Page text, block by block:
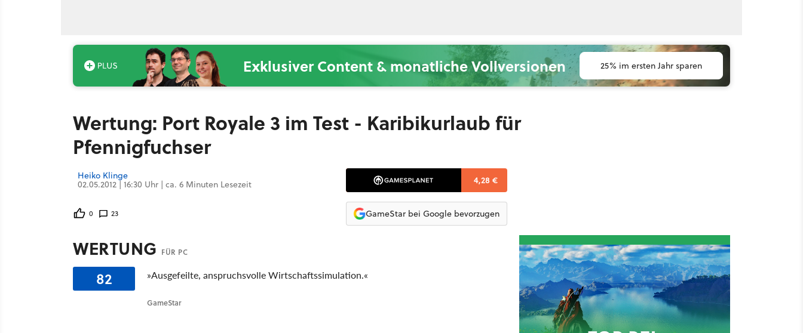
Exklusiver Content & monatliche Vollversionen 25% im ersten Jahr sparen
Wertung: Port Royale 3 im Test - Karibikurlaub für
Pfennigfuchser
Heiko Klinge
02.05.2012 | 16:30 Uhr | ca. 6 Minuten Lesezeit
0 23
4,28 €
GameStar bei Google bevorzugen
WERTUNG FÜR PC
82 »Ausgefeilte, anspruchsvolle Wirtschaftssimulation.«
GameStar